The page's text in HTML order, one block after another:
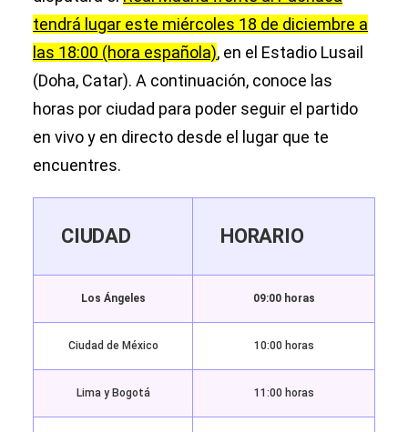
tendrá lugar este miércoles 18 de diciembre a
las 18:00 (hora española), en el Estadio Lusail
(Doha, Catar). A continuación, conoce las
horas por ciudad para poder seguir el partido
en vivo y en directo desde el lugar que te
encuentres.
CIUDAD HORARIO
Los Ángeles 09:00 horas
Ciudad de México 10:00 horas
Lima y Bogotá 11:00 horas